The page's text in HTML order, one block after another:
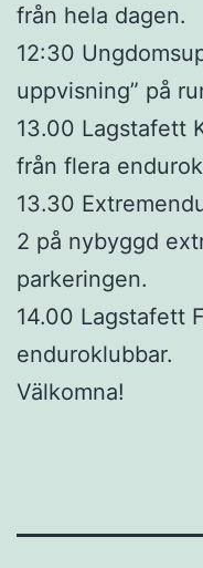
från hela dagen.
12:30
uppvisning” på
13.00 Lagstafett
från flera
13.30
2 på nybyggd
parkeringen.
14.00 Lagstafett
enduroklubbar.
Välkomna!